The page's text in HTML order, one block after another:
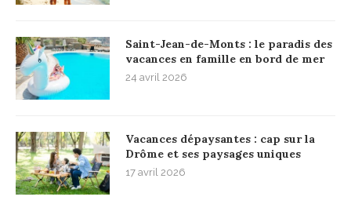
Saint-Jean-de-Monts : le paradis des
vacances en famille en bord de mer
24 avril 2026
Vacances dépaysantes : cap sur la
Drôme et ses paysages uniques
17 avril 2026